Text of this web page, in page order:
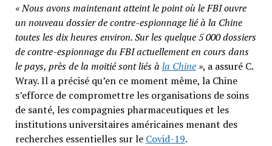
« Nous avons maintenant atteint le point où le FBI ouvre
un nouveau dossier de contre-espionnage lié à la Chine
toutes les dix heures environ. Sur les quelque 5 000 dossiers
de contre-espionnage du FBI actuellement en cours dans
le pays, près de la moitié sont liés à la Chine», a assuré C.
Wray. Il a précisé qu’en ce moment même, la Chine
s’efforce de compromettre les organisations de soins
de santé, les compagnies pharmaceutiques et les
institutions universitaires américaines menant des
recherches essentielles sur le Covid-19.